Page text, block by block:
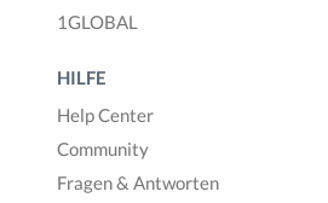
1GLOBAL
HILFE
Help Center
Community
Fragen & Antworten